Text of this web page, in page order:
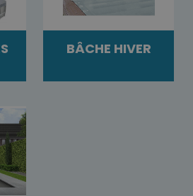
BÂCHE HIVER